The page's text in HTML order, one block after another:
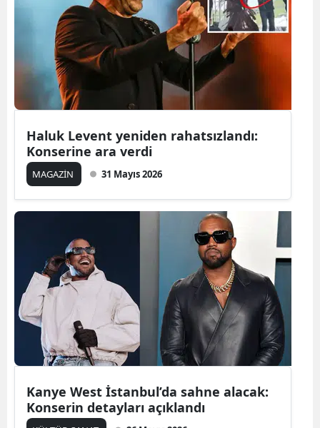
Gümüşhane
Hakkari
Hatay
Isparta
Mersin
İstanbul
Kars
Kastamonu
Kırklareli
Kırşehir
Kocaeli
Konya
Haluk Levent yeniden rahatsızlandı:
Konserine ara verdi
MAGAZİN 31 Mayıs 2026
Kanye West İstanbul’da sahne alacak:
Konserin detayları açıklandı